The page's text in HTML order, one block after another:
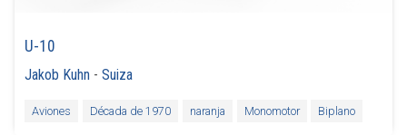
U-10
Jakob Kuhn -Suiza
Aviones Década de 1970 naranja Monomotor Biplano